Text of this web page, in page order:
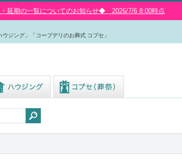
延期の一覧についてのお知らせ◆ 2026/7/6 8:00時点
ジング」「コープデリのお葬式 コプセ」